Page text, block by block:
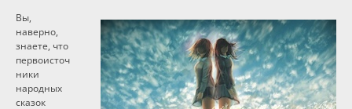
+7
(831)
230-
22-
Вы,
наверно,
знаете, что
первоисточ
ники
народных
сказок